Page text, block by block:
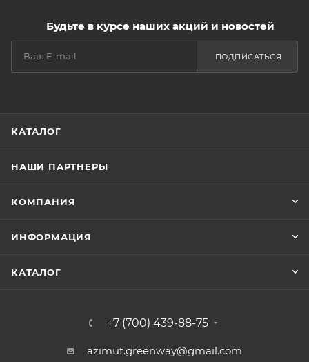
Будьте в курсе наших акций и новостей
ПОДПИСАТЬСЯ
КАТАЛОГ
НАШИ ПАРТНЕРЫ
КОМПАНИЯ
ИНФОРМАЦИЯ
КАТАЛОГ
+7 (700) 439-88-75
azimut.greenway@gmail.com